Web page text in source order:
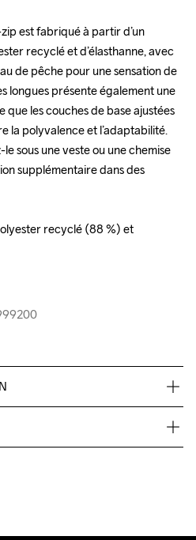
est fabriqué à partir d’un
recyclé et d’élasthanne, avec
de pêche pour une sensation de
longues présente également une
les couches de base ajustées
la polyvalence et l’adaptabilité.
sous une veste ou une chemise
supplémentaire dans des
recyclé (88 %) et
est fabriqué à partir d’un
recyclé et d’élasthanne, avec
de pêche pour une sensation de
longues présente également une
les couches de base ajustées
la polyvalence et l’adaptabilité.
sous une veste ou une chemise
supplémentaire dans des
recyclé (88 %) et